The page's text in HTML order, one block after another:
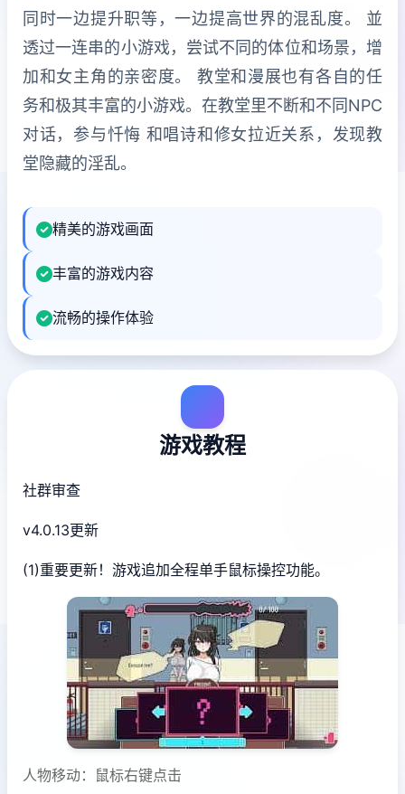
同时一边提升职等，一边提高世界的混乱度。 並
透过一连串的小游戏，尝试不同的体位和场景，增
加和女主角的亲密度。 教堂和漫展也有各自的任
务和极其丰富的小游戏。在教堂里不断和不同NPC
对话，参与忏悔 和唱诗和修女拉近关系，发现教
堂隐藏的淫乱。
精美的游戏画面
丰富的游戏内容
流畅的操作体验
游戏教程
社群审查
v4.0.13更新
(1)重要更新！游戏追加全程单手鼠标操控功能。
人物移动：鼠标右键点击